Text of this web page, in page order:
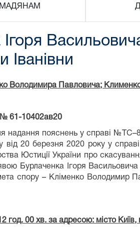
Ігоря
Іванівни
Володимира Павловича; Клименко
61-10402ав20
надання пояснень у справі
20 березня 2020 року у
Юстиції України про
Бурлаченка Ігоря
спору – Кліменко Володимир
год. 00 хв. за адресою: місто